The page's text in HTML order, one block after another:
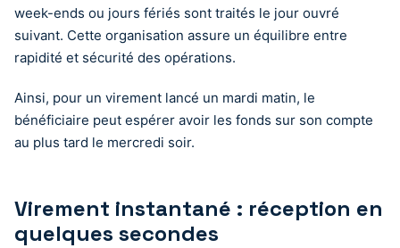
week-ends ou jours fériés sont traités le jour ouvré
suivant. Cette organisation assure un équilibre entre
rapidité et sécurité des opérations.
Ainsi, pour un virement lancé un mardi matin, le
bénéficiaire peut espérer avoir les fonds sur son compte
au plus tard le mercredi soir.
Virement instantané : réception en
quelques secondes